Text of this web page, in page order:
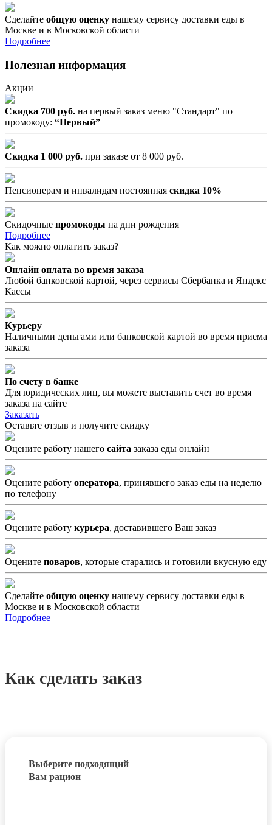
Сделайте общую оценку нашему сервису доставки еды в
Москве и в Московской области
Подробнее
Полезная информация
Акции
Скидка 700 руб. на первый заказ меню "Стандарт" по
промокоду: “Первый”
Скидка 1 000 руб. при заказе от 8 000 руб.
Пенсионерам и инвалидам постоянная скидка 10%
Скидочные промокоды на дни рождения
Подробнее
Как можно оплатить заказ?
Онлайн оплата во время заказа
Любой банковской картой, через сервисы Сбербанка и Яндекс
Кассы
Курьеру
Наличными деньгами или банковской картой во время приема
заказа
По счету в банке
Для юридических лиц, вы можете выставить счет во время
заказа на сайте
Заказать
Оставьте отзыв и получите скидку
Оцените работу нашего сайта заказа еды онлайн
Оцените работу оператора, принявшего заказ еды на неделю
по телефону
Оцените работу курьера, доставившего Ваш заказ
Оцените поваров, которые старались и готовили вкусную еду
Сделайте общую оценку нашему сервису доставки еды в
Москве и в Московской области
Подробнее
Как сделать заказ
Выберите подходящий
Вам рацион